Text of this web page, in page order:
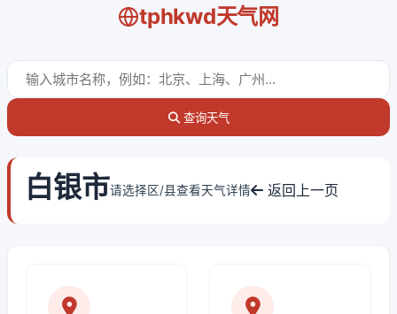
tphkwd天气网
查询天气
白银市请选择区/县查看天气详情 返回上一页